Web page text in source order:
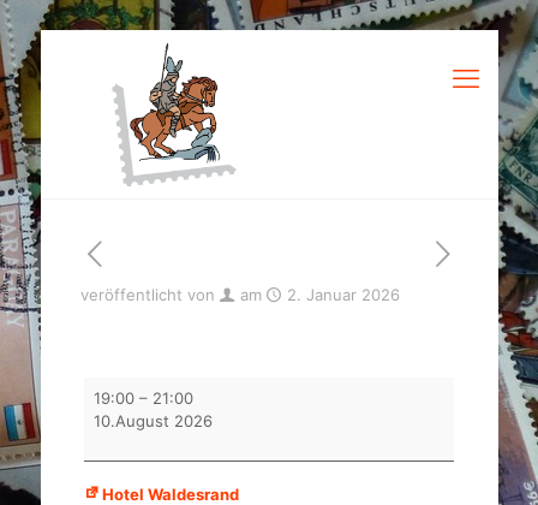
veröffentlicht von am 2. Januar 2026
BMG
Herford
19:00 – 21:00
10.August 2026
Hotel Waldesrand